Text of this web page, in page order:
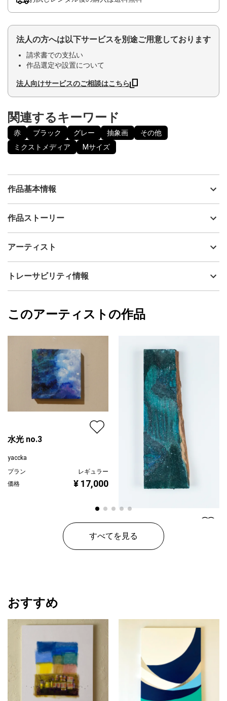
法人の方へは以下サービスを別途ご用意しております
請求書での支払い
作品選定や設置について
法人向けサービスのご相談はこちら
関連するキーワード
赤 ブラック グレー 抽象画
その他
ミクストメディア
Mサイズ
作品基本情報
出品者
制作年
ミクストメディア
カラー
赤
ジャンル
抽象画
配送目安
二週間以内
作品ストーリー
をイメージして描きました。
アーティスト
yaccka
フォローする
トレーサビリティ情報
yaccka
このアーティストの作品
水光 no.3
yaccka
プラン
レギュラー
価格
¥ 17,000
雨奇晴好 -柳- /
Ukiseikou
すべてを見る
おすすめ